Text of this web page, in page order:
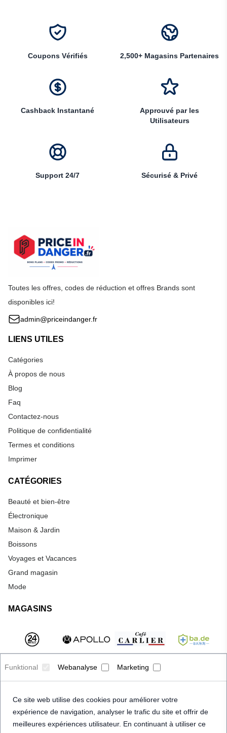
Coupons Vérifiés 2,500+ Magasins Partenaires
Cashback Instantané
Approuvé par les
Utilisateurs
Support 24/7 Sécurisé & Privé
Funktional Webanalyse Marketing
Ce site web utilise des cookies pour améliorer votre
expérience de navigation, analyser le trafic du site et offrir de
meilleures expériences utilisateur. En continuant à utiliser ce
Toutes les offres, codes de réduction et offres Brands sont
disponibles ici!
admin@priceindanger.fr
LIENS UTILES
Catégories
À propos de nous
Blog
Faq
Contactez-nous
Politique de confidentialité
Termes et conditions
Imprimer
CATÉGORIES
Beauté et bien-être
Électronique
Maison & Jardin
Boissons
Voyages et Vacances
Grand magasin
Mode
MAGASINS